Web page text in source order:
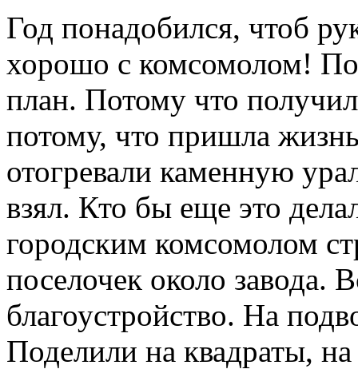
Год понадобился, чтоб
хорошо с комсомолом!
план. Потому что
потому, что пришла
отогревали каменную
взял. Кто бы еще это
городским комсомолом
поселочек около завода.
благоустройство. На
Поделили на квадраты,